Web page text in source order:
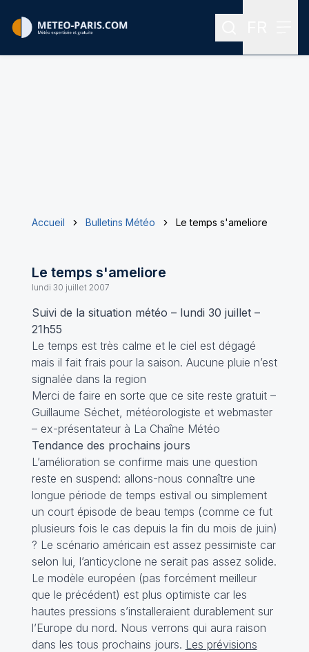
Rechercher
Accueil Bulletins Météo Le temps s'ameliore
Le temps s'ameliore
lundi 30 juillet 2007
Suivi de la situation météo – lundi 30 juillet –
21h55
Le temps est très calme et le ciel est dégagé
mais il fait frais pour la saison. Aucune pluie n’est
signalée dans la region
Merci de faire en sorte que ce site reste gratuit –
Guillaume Séchet, météorologiste et webmaster
– ex-présentateur à La Chaîne Météo
Tendance des prochains jours
L’amélioration se confirme mais une question
reste en suspend: allons-nous connaître une
longue période de temps estival ou simplement
un court épisode de beau temps (comme ce fut
plusieurs fois le cas depuis la fin du mois de juin)
? Le scénario américain est assez pessimiste car
selon lui, l’anticyclone ne serait pas assez solide.
Le modèle européen (pas forcément meilleur
que le précédent) est plus optimiste car les
hautes pressions s’installeraient durablement sur
l’Europe du nord. Nous verrons qui aura raison
dans les tous prochains jours. Les prévisions